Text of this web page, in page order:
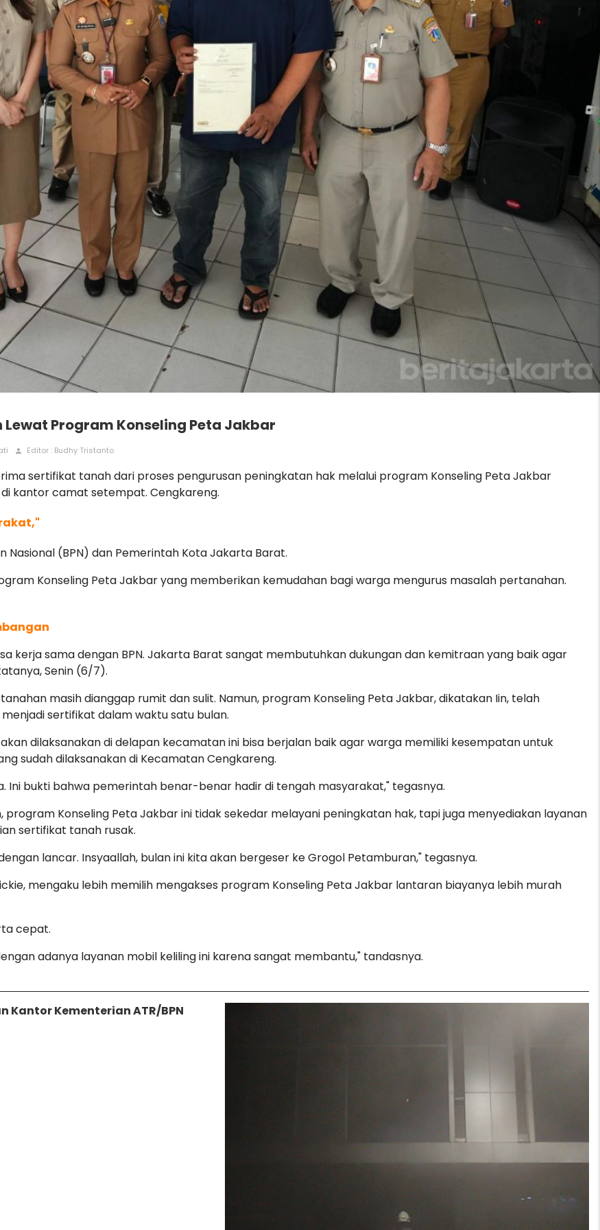
Program Konseling Peta Jakbar
person Editor : Budhy Tristanto
sertifikat tanah dari proses pengurusan peningkatan hak melalui program Konseling Peta Jakbar
kantor camat setempat. Cengkareng.
(BPN) dan Pemerintah Kota Jakarta Barat.
Konseling Peta Jakbar yang memberikan kemudahan bagi warga mengurus masalah pertanahan.
kerja sama dengan BPN. Jakarta Barat sangat membutuhkan dukungan dan kemitraan yang baik agar
Senin (6/7).
masih dianggap rumit dan sulit. Namun, program Konseling Peta Jakbar, dikatakan Iin, telah
sertifikat dalam waktu satu bulan.
dilaksanakan di delapan kecamatan ini bisa berjalan baik agar warga memiliki kesempatan untuk
sudah dilaksanakan di Kecamatan Cengkareng.
Ini bukti bahwa pemerintah benar-benar hadir di tengah masyarakat," tegasnya.
program Konseling Peta Jakbar ini tidak sekedar melayani peningkatan hak, tapi juga menyediakan layanan
sertifikat tanah rusak.
lancar. Insyaallah, bulan ini kita akan bergeser ke Grogol Petamburan," tegasnya.
mengaku lebih memilih mengakses program Konseling Peta Jakbar lantaran biayanya lebih murah
cepat.
adanya layanan mobil keliling ini karena sangat membantu," tandasnya.
Kantor Kementerian ATR/BPN